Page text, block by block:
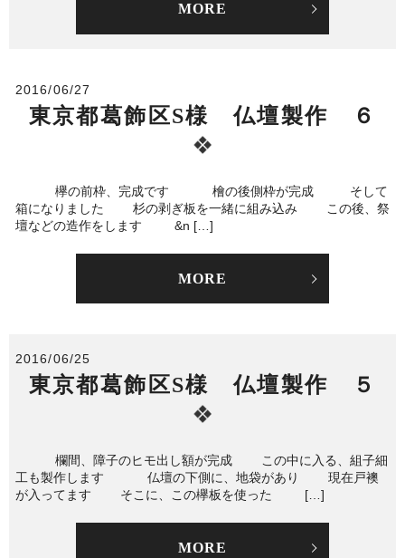
MORE
2016/06/27
東京都葛飾区S様 仏壇製作 ６
欅の前枠、完成です 檜の後側枠が完成 そして
箱になりました 杉の剥ぎ板を一緒に組み込み この後、祭
壇などの造作をします &n […]
MORE
2016/06/25
東京都葛飾区S様 仏壇製作 ５
欄間、障子のヒモ出し額が完成 この中に入る、組子細
工も製作します 仏壇の下側に、地袋があり 現在戸襖
が入ってます そこに、この欅板を使った […]
MORE